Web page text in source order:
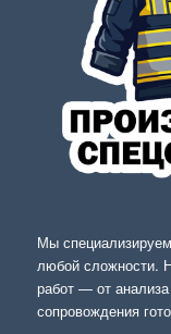
Мы
любой сложности.
работ — от
сопровождения